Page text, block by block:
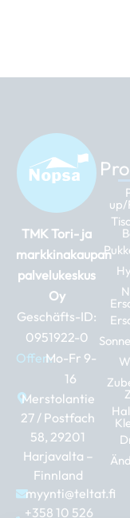
TMK Tori- ja
markkinakaupan
palvelukeskus
Oy
Geschäfts-ID:
0951922-0
Offen:Mo-Fr 9-
16
Merstolantie
27 / Postfach
58, 29201
Harjavalta –
Finnland
myynti@teltat.fi
+358 10 526
up/